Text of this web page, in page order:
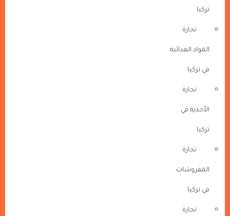
تركيا
تجارة
المواد الغذائية
في تركيا
تجارة
الأحذية في
تركيا
تجارة
المفروشات
في تركيا
تجارة